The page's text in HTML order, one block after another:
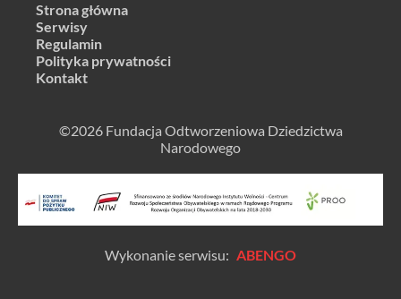
Strona główna
Serwisy
Regulamin
Polityka prywatności
Kontakt
©2026 Fundacja Odtworzeniowa Dziedzictwa
Narodowego
Wykonanie serwisu: ABENGO